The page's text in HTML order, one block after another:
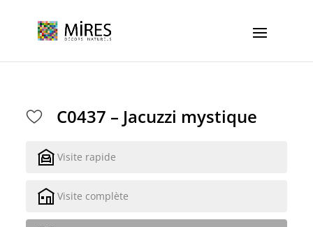
C0437 – Jacuzzi mystique
Visite rapide
Visite complète